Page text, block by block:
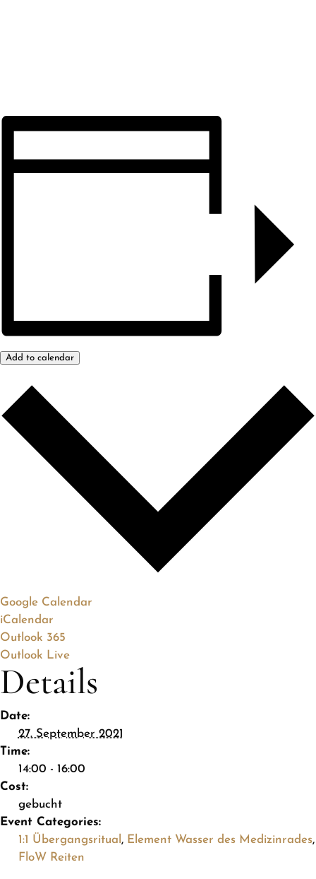
Add to calendar
Google Calendar
iCalendar
Outlook 365
Outlook Live
Details
Date:
27. September 2021
Time:
14:00 - 16:00
Cost:
gebucht
Event Categories:
1:1 Übergangsritual , Element Wasser des Medizinrades,
FloW Reiten